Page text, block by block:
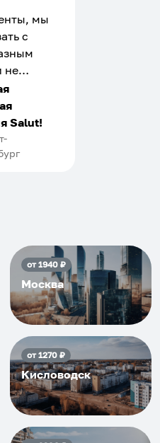
мы
с
не
на
души
Salut!
от1940₽
Москва
от1270₽
Кисловодск